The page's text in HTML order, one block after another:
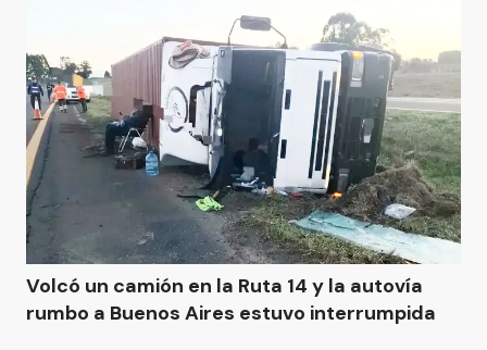
Volcó un camión en la Ruta 14 y la autovía
rumbo a Buenos Aires estuvo interrumpida